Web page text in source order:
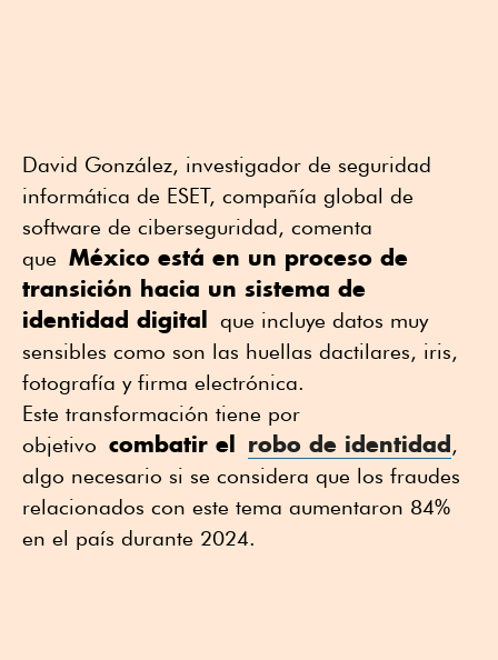
David González, investigador de seguridad
informática de ESET, compañía global de
software de ciberseguridad, comenta
que México está en un proceso de
transición hacia un sistema de
identidad digital
que incluye datos muy
sensibles como son las huellas dactilares, iris,
fotografía y firma electrónica.
Este transformación tiene por
objetivo combatir el robo de identidad ,
algo necesario si se considera que los fraudes
relacionados con este tema aumentaron 84%
en el país durante 2024.